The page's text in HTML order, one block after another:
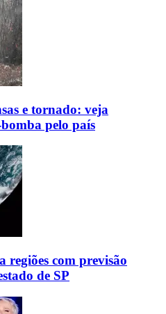
e tornado: veja
pelo país
regiões com previsão
de SP